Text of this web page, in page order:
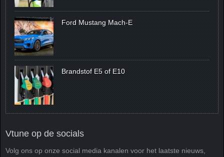
Ford Mustang Mach-E
Brandstof E5 of E10
Vtune op de socials
Volg ons op onze social media kanalen voor het laatste nieuws,